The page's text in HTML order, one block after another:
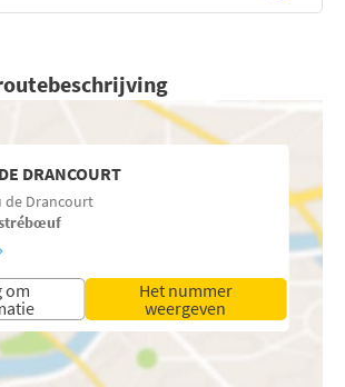
DRANCOURT
de Drancourt
om
Het nummer
weergeven